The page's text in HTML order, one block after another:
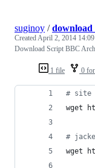
1 file 0
suginoy /
CreatedApril 2, 2014 14:09
Download Script BBC
# site
wget
#
wget